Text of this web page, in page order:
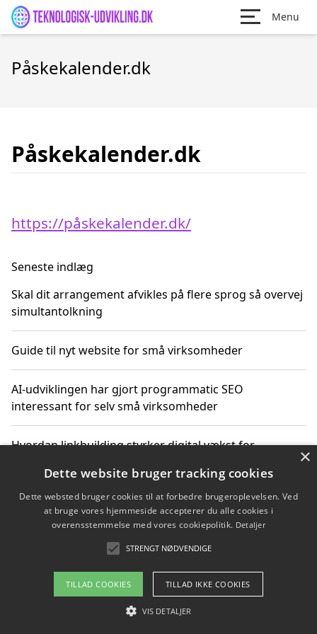
Menu
Påskekalender.dk
Påskekalender.dk
https://påskekalender.dk/
Seneste indlæg
Skal dit arrangement afvikles på flere sprog så overvej
simultantolkning
Guide til nyt website for små virksomheder
AI-udviklingen har gjort programmatic SEO
interessant for selv små virksomheder
Hvordan linkbuilding styrker digital vækst for
Sådan har udviklingen inden for genbrug af elektronik
ændret sig
Copyright 2026 - Pilanto Aps
Om / kontakt
×
Dette website bruger tracking cookies
Dette websted bruger cookies til at forbedre brugeroplevelsen. Ved
at bruge vores hjemmeside accepterer du alle cookies i
overensstemmelse med vores cookiepolitik. Detaljer
STRENGT NØDVENDIGE
TILLAD COOKIES TILLAD IKKE COOKIES
VIS DETALJER